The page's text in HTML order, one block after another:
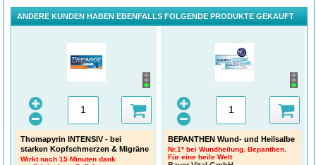
ANDERE KUNDEN HABEN EBENFALLS FOLGENDE PRODUKTE GEKAUFT
Thomapyrin INTENSIV - bei
starken Kopfschmerzen & Migräne
Wirkt nach 15 Minuten dank
BEPANTHEN Wund- und Heilsalbe
Nr.1* bei Wundheilung. Bepanthen.
Für eine heile Welt